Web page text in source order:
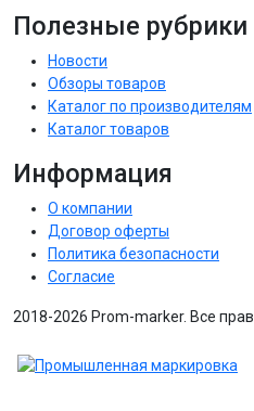
Полезные рубрики
Новости
Обзоры товаров
Каталог по производителям
Каталог товаров
Информация
О компании
Договор оферты
Политика безопасности
Согласие
2018-2026 Prom-marker. Все